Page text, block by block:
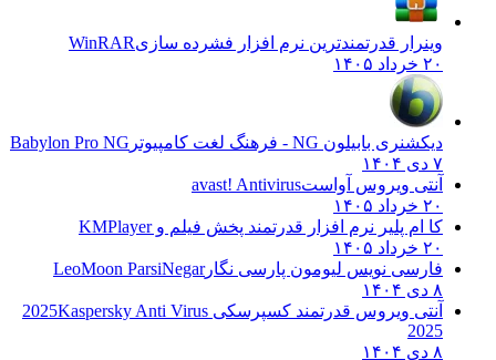
وینرار قدرتمندترین نرم افزار فشرده سازیWinRAR
۲۰ خرداد ۱۴۰۵
دیکشنری بابیلون NG - فرهنگ لغت کامپیوتر
Babylon Pro NG
۷ دی ۱۴۰۴
آنتی ویروس آواستavast! Antivirus
۲۰ خرداد ۱۴۰۵
کا ام پلیر نرم افزار قدرتمند پخش فیلم وKMPlayer
۲۰ خرداد ۱۴۰۵
فارسی نویس لیومون پارسی نگارLeoMoon ParsiNegar
۸ دی ۱۴۰۴
آنتی ویروس قدرتمند کسپرسکی 2025 Kaspersky Anti Virus
2025
۸ دی ۱۴۰۴